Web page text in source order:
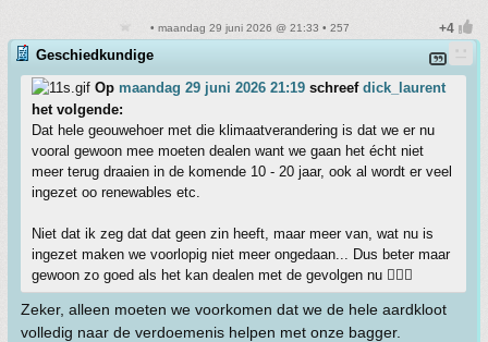
• maandag 29 juni 2026 @ 21:33 • 257
Geschiedkundige
Op maandag 29 juni 2026 21:19 schreef dick_laurent
het volgende:
Dat hele geouwehoer met die klimaatverandering is dat we er nu
vooral gewoon mee moeten dealen want we gaan het écht niet
meer terug draaien in de komende 10 - 20 jaar, ook al wordt er veel
ingezet oo renewables etc.
Niet dat ik zeg dat dat geen zin heeft, maar meer van, wat nu is
ingezet maken we voorlopig niet meer ongedaan... Dus beter maar
gewoon zo goed als het kan dealen met de gevolgen nu 🤷🏻‍♂️
Zeker, alleen moeten we voorkomen dat we de hele aardkloot
volledig naar de verdoemenis helpen met onze bagger.